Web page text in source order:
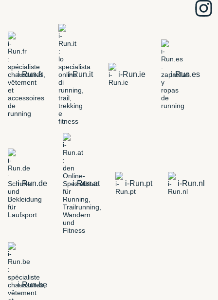
i-Run.fr i-Run.it i-Run.ie i-Run.es
i-Run.de i-Run.at i-Run.pt i-Run.nl
i-Run.be